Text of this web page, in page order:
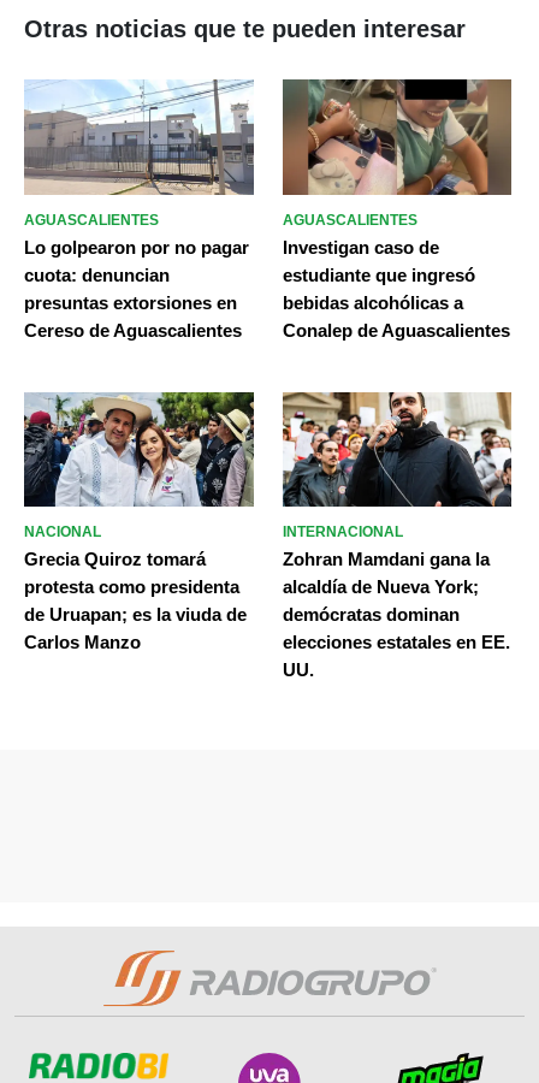
Otras noticias que te pueden interesar
AGUASCALIENTES
Lo golpearon por no pagar
cuota: denuncian
presuntas extorsiones en
Cereso de Aguascalientes
AGUASCALIENTES
Investigan caso de
estudiante que ingresó
bebidas alcohólicas a
Conalep de Aguascalientes
NACIONAL
Grecia Quiroz tomará
protesta como presidenta
de Uruapan; es la viuda de
Carlos Manzo
INTERNACIONAL
Zohran Mamdani gana la
alcaldía de Nueva York;
demócratas dominan
elecciones estatales en EE.
UU.